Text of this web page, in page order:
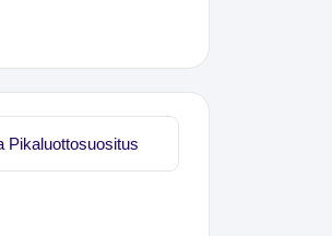
Pikaluottosuositus